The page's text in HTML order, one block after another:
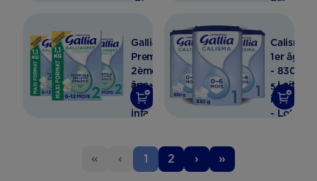
x3
x3
Galliagest
Premium
2ème
âge -
Lait
infantile
71,04
€
Calisma
1er âge
- 830g
- Lait
infantile
- Lot
54,80
€
« ‹ 1 2 › »